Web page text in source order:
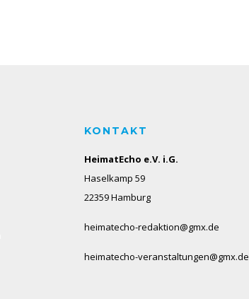
KONTAKT
HeimatEcho e.V. i.G.
Haselkamp 59
22359 Hamburg
heimatecho-redaktion@gmx.de
heimatecho-veranstaltungen@gmx.de